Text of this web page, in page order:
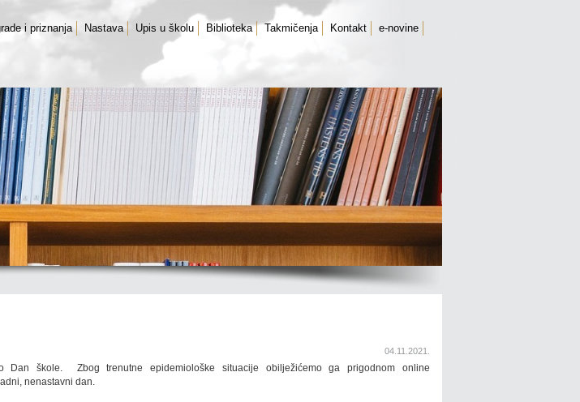
i priznanja Nastava Upis u školu Biblioteka Takmičenja Kontakt
e-novine
04.11.2021.
Dan škole. Zbog trenutne epidemiološke situacije obilježićemo ga prigodnom online
nenastavni dan.